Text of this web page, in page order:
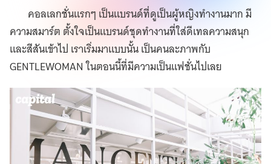
คอลเลกชั่นแรกๆ เป็นแบรนด์ที่ดูเป็นผู้หญิงทำงานมาก มี
ความสมาร์ต ตั้งใจเป็นแบรนด์ชุดทำงานที่ใส่ดีเทลความสนุก
และสีสันเข้าไป เราเริ่มมาแบบนั้น เป็นคนละภาพกับ
GENTLEWOMAN ในตอนนี้ที่มีความเป็นแฟชั่นไปเลย